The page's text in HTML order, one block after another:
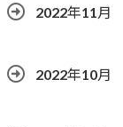
2022年11月
2022年10月